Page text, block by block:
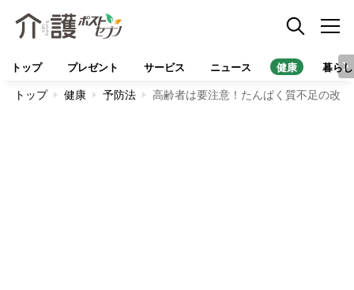
トップ プレゼント サービス ニュース 健康 暮らし
トップ 健康 予防法 高齢者は要注意！たんぱく質不足の改